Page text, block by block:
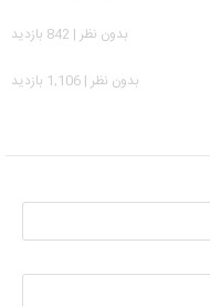
بدون نظر | 842 بازدید
بدون نظر | 1,106 بازدید